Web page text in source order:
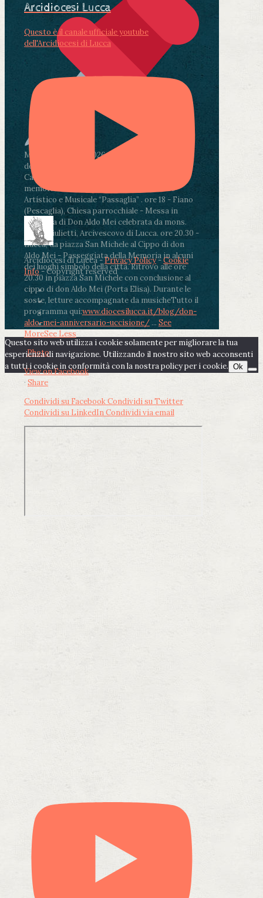
Martedì 4 agosto2026ore 11:30 - Lucca, Scuola
dell’Infanzia don Aldo Mei - Viale Castruccio
Castracani 435 - Inaugurazione murales in
memoria di don Aldo Mei curato dal Liceo
Artistico e Musicale “Passaglia” . ore 18 - Fiano
(Pescaglia), Chiesa parrocchiale - Messa in
memoria di Don Aldo Mei celebrata da mons.
Paolo Giulietti, Arcivescovo di Lucca. ore 20.30 -
Lucca, da piazza San Michele al Cippo di don
Aldo Mei - Passeggiata della Memoria in alcuni
dei luoghi simbolo della città. Ritrovo alle ore
20.30 in piazza San Michele con conclusione al
cippo di don Aldo Mei (Porta Elisa). Durante le
soste, letture accompagnate da musicheTutto il
programma qui:www.diocesilucca.it/blog/don-
aldo-mei-anniversario-uccisione/ ... See
MoreSee Less
Photo
View on Facebook
· Share
Condividi su FacebookCondividi su Twitter
Condividi su LinkedInCondividi via email
Arcidiocesi Lucca
Questo è il canale ufficiale youtube
dell'Arcidiocesi di Lucca
Arcidiocesi di Lucca -Privacy Policy-Cookie
Info- Copyright reserved
Questo sito web utilizza i cookie solamente per migliorare la tua
esperienza di navigazione. Utilizzando il nostro sito web acconsenti
a tutti i cookie in conformità con la nostra policy per i cookie. Ok